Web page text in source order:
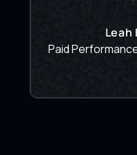
Leah
Paid